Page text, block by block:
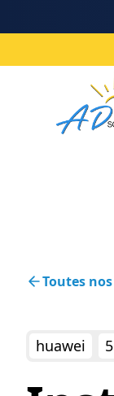
Toutes
huawei